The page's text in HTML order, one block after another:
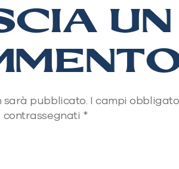
UN
sarà pubblicato. I campi
contrassegnati *